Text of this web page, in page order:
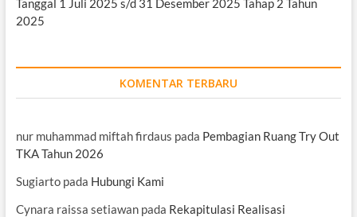
Tanggal 1 Juli 2025 s/d 31 Desember 2025 Tahap 2 Tahun
2025
KOMENTAR TERBARU
nur muhammad miftah firdaus pada Pembagian Ruang Try Out
TKA Tahun 2026
Sugiartopada Hubungi Kami
Cynara raissa setiawanpada Rekapitulasi Realisasi